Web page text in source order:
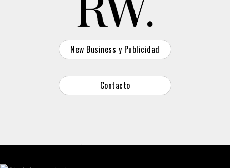
New Business y Publicidad
Contacto